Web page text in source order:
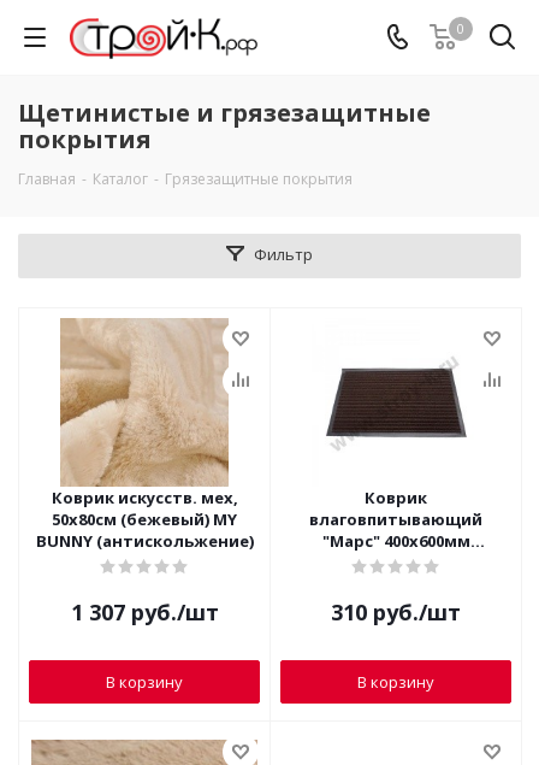
0
Щетинистые и грязезащитные
покрытия
Главная - Каталог - Грязезащитные покрытия
Фильтр
Коврик искусств. мех,
50х80см (бежевый) MY
BUNNY (антискольжение)
1 307руб./шт
В корзину
Коврик
влаговпитывающий
"Марс" 400х600мм
коричневый
310 руб./шт
В корзину